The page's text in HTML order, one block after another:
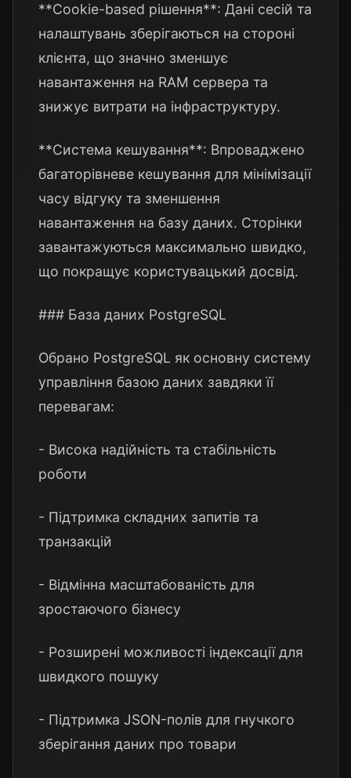
**Cookie-based рішення**: Дані сесій та
налаштувань зберігаються на стороні
клієнта, що значно зменшує
навантаження на RAM сервера та
знижує витрати на інфраструктуру.
**Система кешування**: Впроваджено
багаторівневе кешування для мінімізації
часу відгуку та зменшення
навантаження на базу даних. Сторінки
завантажуються максимально швидко,
що покращує користувацький досвід.
### База даних PostgreSQL
Обрано PostgreSQL як основну систему
управління базою даних завдяки її
перевагам:
- Висока надійність та стабільність
роботи
- Підтримка складних запитів та
транзакцій
- Відмінна масштабованість для
зростаючого бізнесу
- Розширені можливості індексації для
швидкого пошуку
- Підтримка JSON-полів для гнучкого
зберігання даних про товари